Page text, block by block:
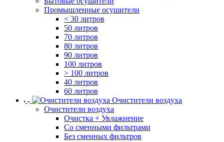
Промышленные осушители
< 30 литров
50 литров
70 литров
80 литров
90 литров
100 литров
> 100 литров
40 литров
60 литров
Очистители воздуха
Очистители воздуха
Очистка + Увлажнение
Cо сменными фильтрами
Без сменных фильтров